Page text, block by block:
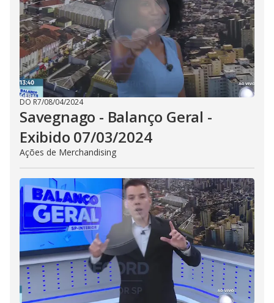
DO R7/08/04/2024
Savegnago - Balanço Geral -
Exibido 07/03/2024
Ações de Merchandising